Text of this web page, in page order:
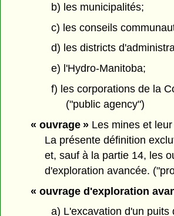
b) les municipalités;
c) les conseils
d) les districts
e) l'Hydro-Manitoba;
f) les corporations de la
("public agency")
« ouvrage »Les mines et leur
La présente définition
et, sauf à la partie 14, les
d'exploration avancée.
« ouvrage d'exploration
a) L'excavation d'un puits